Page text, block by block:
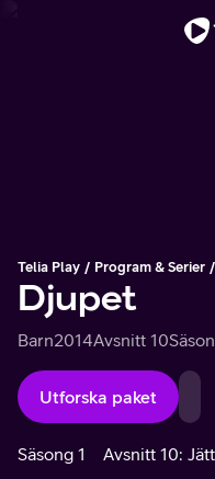
Telia Play Program & Serier
Djupet
Barn2014Avsnitt 10
Utforska paket
Säsong 1 Avsnitt 10: